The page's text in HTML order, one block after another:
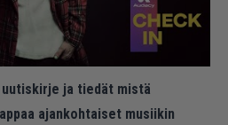
uutiskirje ja tiedät mistä
ajankohtaiset musiikin